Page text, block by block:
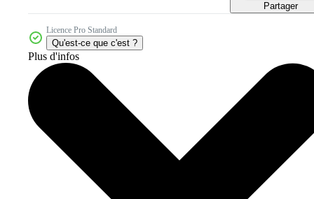
Partager
Licence Pro Standard
Qu'est-ce que c'est ?
Plus d'infos